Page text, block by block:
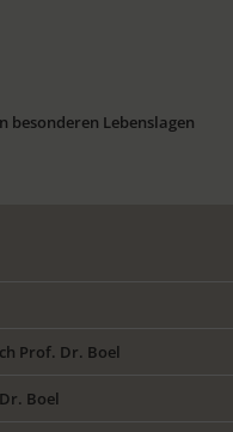
Prof. Dr. Boel
Boel
besonderen Lebenslagen